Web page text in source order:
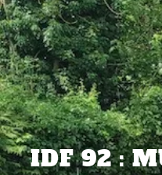
IDF 92 :